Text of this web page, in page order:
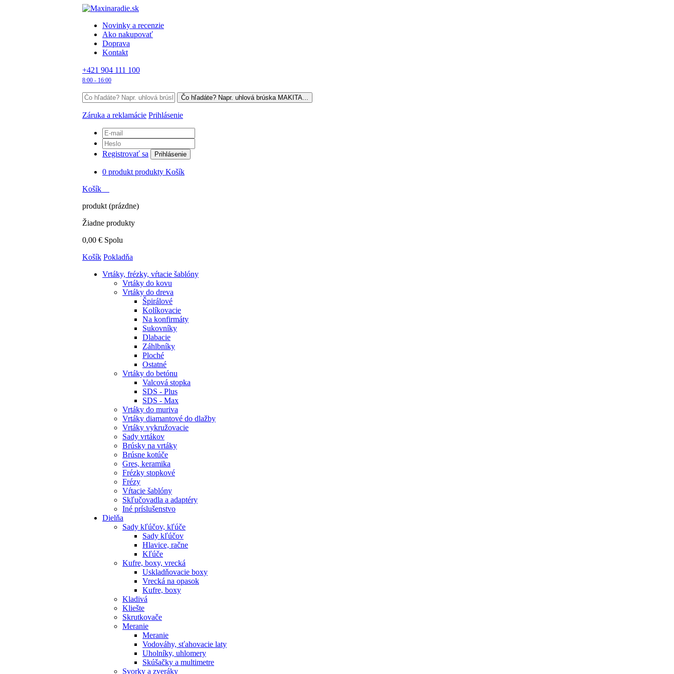
Novinky a recenzie
Ako nakupovať
Doprava
Kontakt
+421 904 111 100
8:00 - 16:00
Záruka a reklamácie Prihlásenie
Registrovať sa Prihlásenie
0 produkt produkty Košík
Košík
produkt (prázdne)
Žiadne produkty
0,00 € Spolu
Košík Pokladňa
Vrtáky, frézky, vŕtacie šablóny
Vrtáky do kovu
Vrtáky do dreva
Špirálové
Kolíkovacie
Na konfirmáty
Sukovníky
Dlabacie
Záhlbníky
Ploché
Ostatné
Vrtáky do betónu
Valcová stopka
SDS - Plus
SDS - Max
Vrtáky do muriva
Vrtáky diamantové do dlažby
Vrtáky vykružovacie
Sady vrtákov
Brúsky na vrtáky
Brúsne kotúče
Gres, keramika
Frézky stopkové
Frézy
Vŕtacie šablóny
Skľučovadla a adaptéry
Iné príslušenstvo
Dielňa
Sady kľúčov, kľúče
Sady kľúčov
Hlavice, račne
Kľúče
Kufre, boxy, vrecká
Uskladňovacie boxy
Vrecká na opasok
Kufre, boxy
Kladivá
Kliešte
Skrutkovače
Meranie
Meranie
Vodováhy, sťahovacie laty
Uholníky, uhlomery
Skúšačky a multimetre
Svorky a zveráky